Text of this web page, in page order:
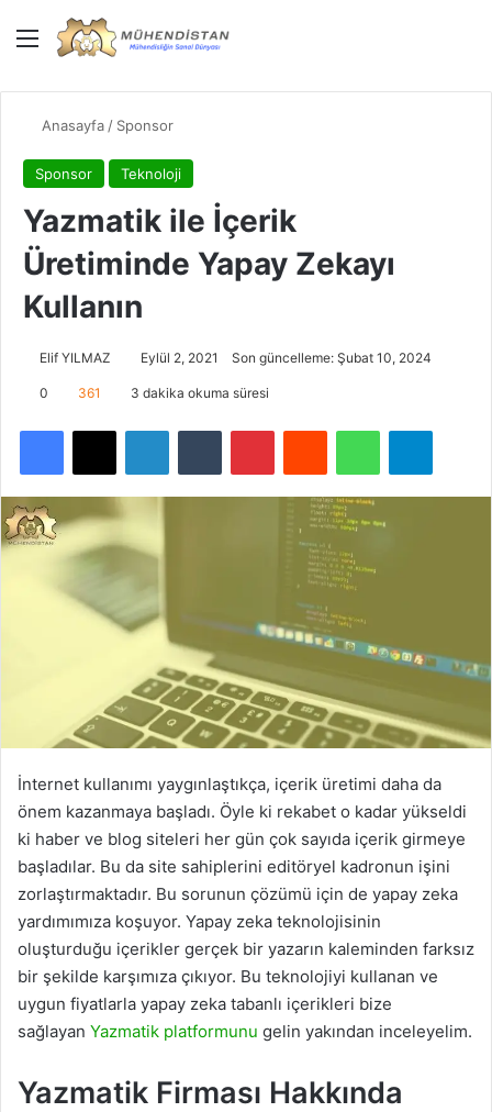
Menü
Anasayfa / Sponsor
Sponsor Teknoloji
Yazmatik ile İçerik
Üretiminde Yapay Zekayı
Kullanın
Elif YILMAZ Eylül 2, 2021 Son güncelleme: Şubat 10, 2024
0 361 3 dakika okuma süresi
Facebook
X LinkedInTumblr PinterestReddit WhatsApp
İnternet kullanımı yaygınlaştıkça, içerik üretimi daha da
önem kazanmaya başladı. Öyle ki rekabet o kadar yükseldi
ki haber ve blog siteleri her gün çok sayıda içerik girmeye
başladılar. Bu da site sahiplerini editöryel kadronun işini
zorlaştırmaktadır. Bu sorunun çözümü için de yapay zeka
yardımımıza koşuyor. Yapay zeka teknolojisinin
oluşturduğu içerikler gerçek bir yazarın kaleminden farksız
bir şekilde karşımıza çıkıyor. Bu teknolojiyi kullanan ve
uygun fiyatlarla yapay zeka tabanlı içerikleri bize
sağlayan Yazmatik platformunu gelin yakından inceleyelim.
Yazmatik Firması Hakkında